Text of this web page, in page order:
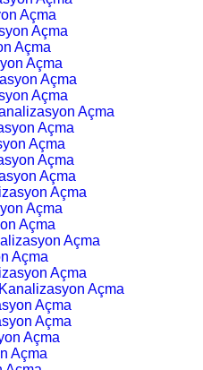
Açma
Açma
Açma
Açma
Açma
Açma
Açma
Açma
Açma
Açma
Açma
Açma
Açma
Açma
Açma
Açma
Açma
Açma
Açma
Açma
Açma
Açma